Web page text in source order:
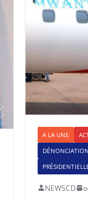
A LA UNE
DÉNONCIATION
NEWSCD